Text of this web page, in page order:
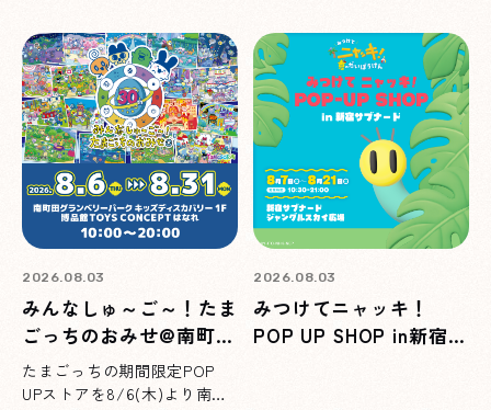
プアップショップを開催！お
買い上げ特典もご用意してい
ます♪
♪
2026.08.03
みんなしゅ～ご～！たま
ごっちのおみせ@南町田
グランベリーパーク
たまごっちの期間限定POP
UPストアを8/6(木)より南町
2026.08.03
みつけてニャッキ！
POP UP SHOP in新宿サ